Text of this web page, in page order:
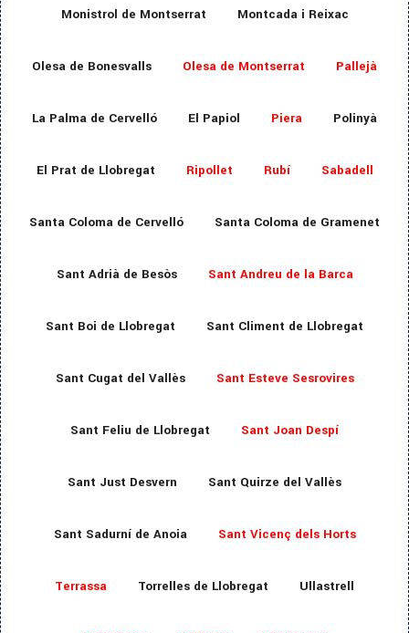
Monistrol de Montserrat Montcada i Reixac
Olesa de Bonesvalls Olesa de Montserrat Pallejà
La Palma de Cervelló El Papiol Piera Polinyà
El Prat de Llobregat Ripollet Rubí Sabadell
Santa Coloma de Cervelló Santa Coloma de Gramenet
Sant Adrià de Besòs Sant Andreu de la Barca
Sant Boi de Llobregat Sant Climent de Llobregat
Sant Cugat del Vallès Sant Esteve Sesrovires
Sant Feliu de Llobregat Sant Joan Despí
Sant Just Desvern Sant Quirze del Vallès
Sant Sadurní de Anoia Sant Vicenç dels Horts
Terrassa Torrelles de Llobregat Ullastrell